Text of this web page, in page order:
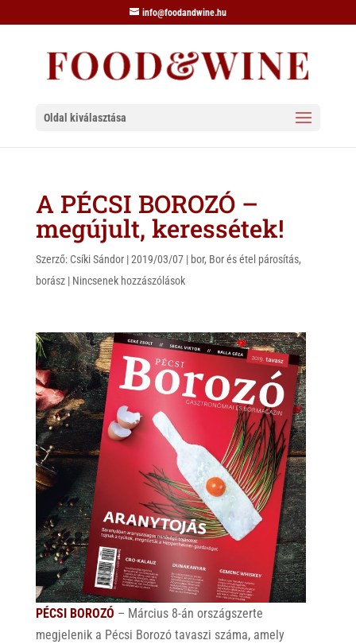
info@foodandwine.hu
Oldal kiválasztása
A PÉCSI BOROZÓ –
megújult, keressétek!
Szerző: Csíki Sándor|2019/03/07| bor, Bor és étel párosítás,
borász| Nincsenek hozzászólások
PÉCSI BOROZÓ – Március 8-án országszerte
megjelenik a Pécsi Borozó tavaszi száma, amely